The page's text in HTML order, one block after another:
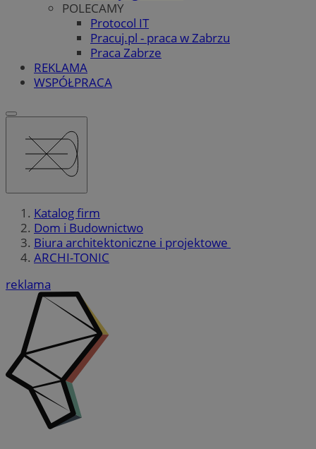
POLECAMY
Protocol IT
Pracuj.pl - praca w Zabrzu
Praca Zabrze
REKLAMA
WSPÓŁPRACA
Katalog firm
Dom i Budownictwo
Biura architektoniczne i projektowe
ARCHI-TONIC
reklama